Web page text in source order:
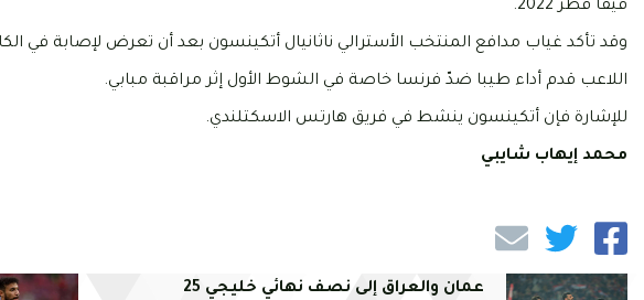
فيفا قطر 2022.
وقد تأكد غياب مدافع المنتخب الأسترالي ناثانيال أتكينسون بعد أن تعرض لإصابة في
اللاعب قدم أداء طيبا ضدّ فرنسا خاصة في الشوط الأول إثر مراقبة مبابي.
للإشارة فإن أتكينسون ينشط في فريق هارتس الاسكتلندي.
محمد إيهاب شايبي
عمان والعراق إلى نصف نهائي خليجي 25